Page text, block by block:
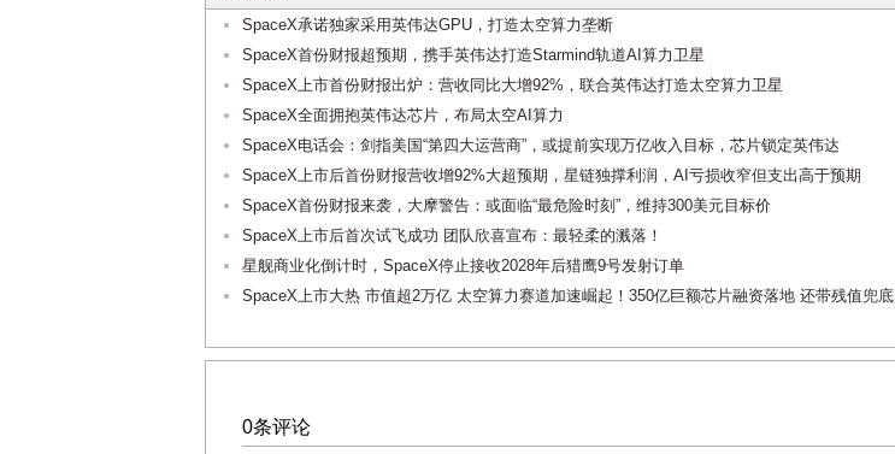
SpaceX承诺独家采用英伟达GPU，打造太空算力垄断
SpaceX首份财报超预期，携手英伟达打造Starmind轨道AI算力卫星
SpaceX上市首份财报出炉：营收同比大增92%，联合英伟达打造太空算力卫星
SpaceX全面拥抱英伟达芯片，布局太空AI算力
SpaceX电话会：剑指美国“第四大运营商”，或提前实现万亿收入目标，芯片锁定英伟达
SpaceX上市后首份财报营收增92%大超预期，星链独撑利润，AI亏损收窄但支出高于预期
SpaceX首份财报来袭，大摩警告：或面临“最危险时刻”，维持300美元目标价
SpaceX上市后首次试飞成功 团队欣喜宣布：最轻柔的溅落！
星舰商业化倒计时，SpaceX停止接收2028年后猎鹰9号发射订单
SpaceX上市大热 市值超2万亿 太空算力赛道加速崛起！350亿巨额芯片融资落地 还带残值兜底
0条评论